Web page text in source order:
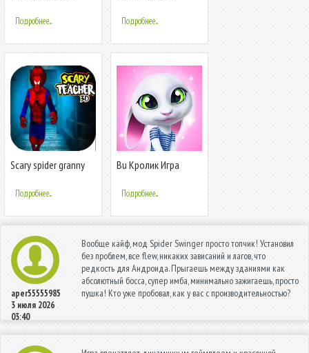
Подробнее...
Gangstar Crime
Подробнее...
Scary spider granny
Mods 2020
Подробнее...
Bu Кролик Игра
Подробнее...
aper55555985
3 июля 2026
03:40
Вообще кайф, мод Spider Swinger просто топчик! Установил
без проблем, все flew, никаких зависаний и лагов, что
редкость для Андроида. Прыгаешь между зданиями как
абсолютный босса, супер имба, минимально зажигаешь, просто
пушка! Кто уже пробовал, как у вас с производительностью?